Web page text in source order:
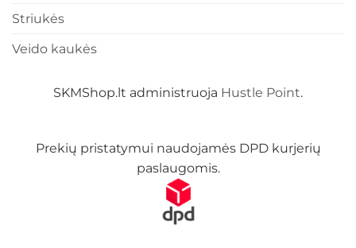
Striukės
Veido kaukės
SKMShop.lt administruoja Hustle Point.
Prekių pristatymui naudojamės DPD kurjerių
paslaugomis.